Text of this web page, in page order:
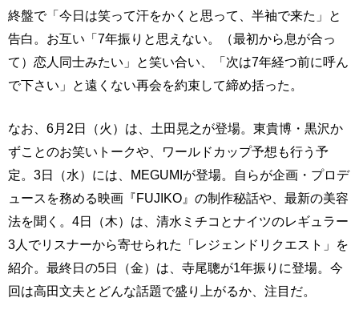
終盤で「今日は笑って汗をかくと思って、半袖で来た」と
告白。お互い「7年振りと思えない。（最初から息が合っ
て）恋人同士みたい」と笑い合い、「次は7年経つ前に呼ん
で下さい」と遠くない再会を約束して締め括った。
なお、6月2日（火）は、土田晃之が登場。東貴博・黒沢か
ずことのお笑いトークや、ワールドカップ予想も行う予
定。3日（水）には、MEGUMIが登場。自らが企画・プロデ
ュースを務める映画『FUJIKO』の制作秘話や、最新の美容
法を聞く。4日（木）は、清水ミチコとナイツのレギュラー
3人でリスナーから寄せられた「レジェンドリクエスト」を
紹介。最終日の5日（金）は、寺尾聰が1年振りに登場。今
回は高田文夫とどんな話題で盛り上がるか、注目だ。